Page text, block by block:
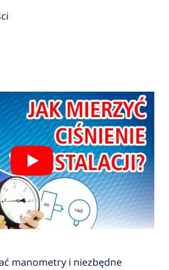
manometry i niezbędne